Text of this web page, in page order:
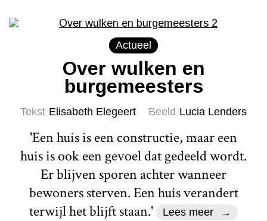
Actueel
Over wulken en
burgemeesters
Tekst Elisabeth Elegeert Beeld Lucia Lenders
'Een huis is een constructie, maar een
huis is ook een gevoel dat gedeeld wordt.
Er blijven sporen achter wanneer
bewoners sterven. Een huis verandert
terwijl het blijft staan.'
Lees meer